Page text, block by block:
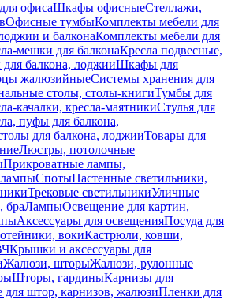
офисаШкафы офисныеСтеллажи,
Офисные тумбыКомплекты мебели для
и балконаКомплекты мебели для
мешки для балконаКресла подвесные,
балкона, лоджииШкафы для
жалюзийныеСистемы хранения для
столы, столы-книгиТумбы для
качалки, кресла-маятникиСтулья для
пуфы для балкона,
для балкона, лоджииТовары для
Люстры, потолочные
Прикроватные лампы,
СпотыНастенные светильники,
Трековые светильникиУличные
браЛампыОсвещение для картин,
Аксессуары для освещенияПосуда для
вокиКастрюли, ковши,
Крышки и аксессуары для
Жалюзи, шторыЖалюзи, рулонные
Шторы, гардиныКарнизы для
штор, карнизов, жалюзиПленки для